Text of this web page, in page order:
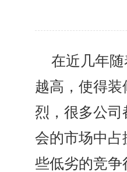
在近几年
越高，使得
烈，很多公
会的市场中
些低劣的竞